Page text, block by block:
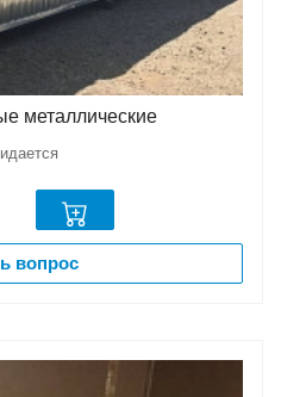
металлические
вопрос